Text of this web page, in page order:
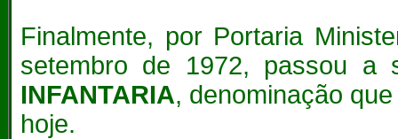
Finalmente, por Portaria
setembro de 1972, passou
INFANTARIA, denominação
hoje.